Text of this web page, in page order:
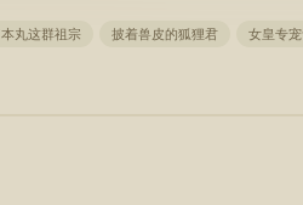
丸这群祖宗 披着兽皮的狐狸君 女皇专